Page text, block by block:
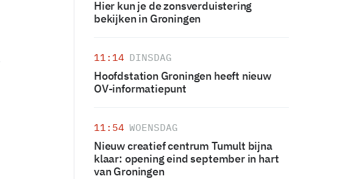
Hier kun je de zonsverduistering
bekijken in Groningen
11:14 DINSDAG
Hoofdstation Groningen heeft nieuw
OV-informatiepunt
11:54 WOENSDAG
Nieuw creatief centrum Tumult bijna
klaar: opening eind september in hart
van Groningen